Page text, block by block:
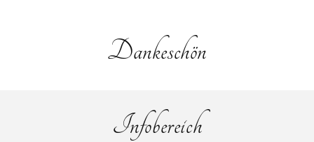
Dankeschön
Infobereich